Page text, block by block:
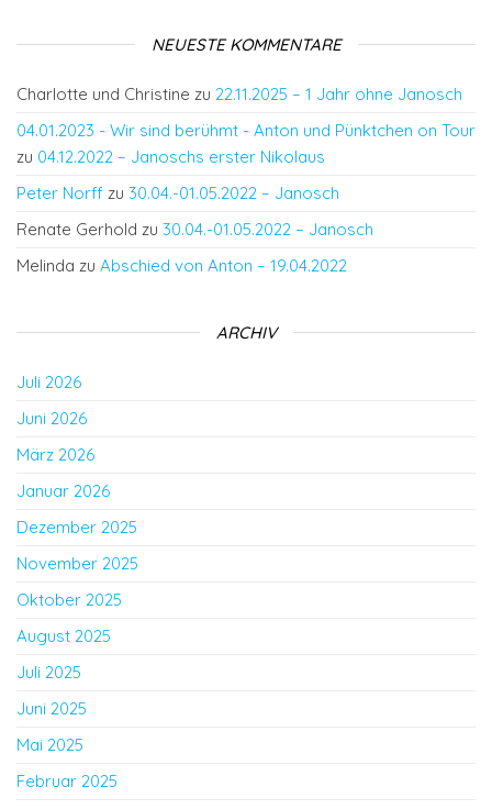
NEUESTE KOMMENTARE
Charlotte und Christine zu 22.11.2025 – 1 Jahr ohne Janosch
04.01.2023 - Wir sind berühmt - Anton und Pünktchen on Tour
zu 04.12.2022 – Janoschs erster Nikolaus
Peter Norff zu 30.04.-01.05.2022 – Janosch
Renate Gerhold zu 30.04.-01.05.2022 – Janosch
Melinda zu Abschied von Anton – 19.04.2022
ARCHIV
Juli 2026
Juni 2026
März 2026
Januar 2026
Dezember 2025
November 2025
Oktober 2025
August 2025
Juli 2025
Juni 2025
Mai 2025
Februar 2025